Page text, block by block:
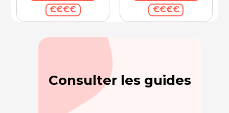
€€€€
€€€€
Consulter les guides